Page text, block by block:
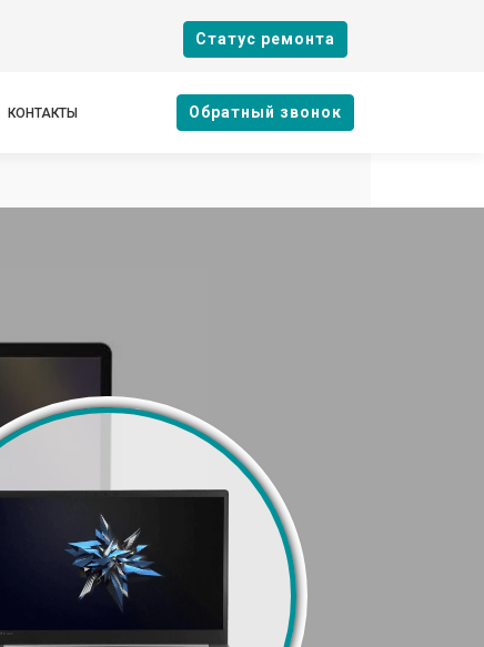
Cтатус ремонта
КОНТАКТЫ Oбратный звонок